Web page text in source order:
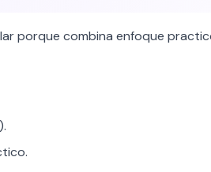
porque combina enfoque